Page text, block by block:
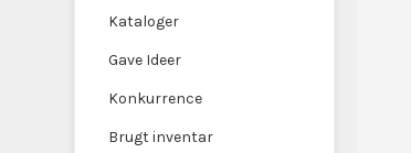
Kataloger
Gave Ideer
Konkurrence
Brugt inventar